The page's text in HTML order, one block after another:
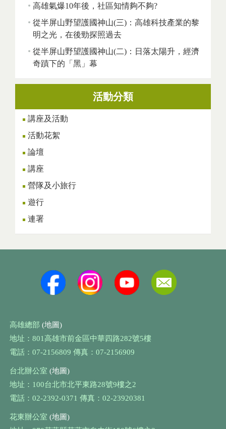
高雄氣爆10年後，社區知情夠不夠?
從半屏山野望護國神山(三)：高雄科技產業的黎
明之光，在後勁探照過去
從半屏山野望護國神山(二)：日落太陽升，經濟
奇蹟下的「黑」幕
活動分類
講座及活動
活動花絮
論壇
講座
營隊及小旅行
遊行
連署
高雄總部 (地圖)
地址：801高雄市前金區中華四路282號5樓
電話：07-2156809 傳真：07-2156909
台北辦公室 (地圖)
地址：100台北市北平東路28號9樓之2
電話：02-2392-0371 傳真：02-23920381
花東辦公室 (地圖)